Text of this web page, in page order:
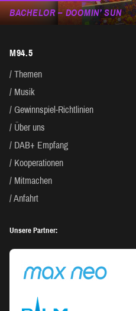
BACHELOR – DOOMIN’ SUN
M94.5
Themen
Musik
Gewinnspiel-Richtlinien
Über uns
DAB+ Empfang
Kooperationen
Mitmachen
Anfahrt
Unsere Partner: